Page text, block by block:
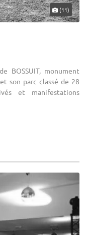
(11)
BOSSUIT, monument
son parc classé de 28
et manifestations